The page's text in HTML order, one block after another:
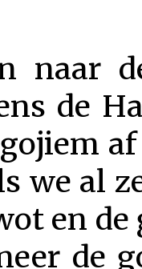
naar
de
we al
en
de